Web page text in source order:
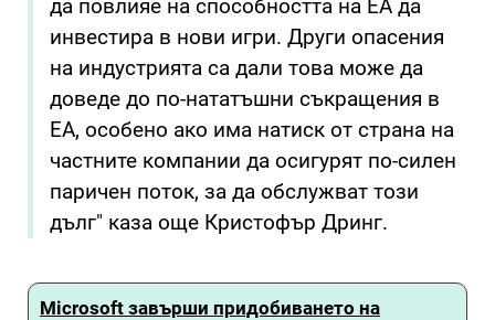
да повлияе на способността на EA да
инвестира в нови игри. Други опасения
на индустрията са дали това може да
доведе до по-нататъшни съкращения в
ЕА, особено ако има натиск от страна на
частните компании да осигурят по-силен
паричен поток, за да обслужват този
дълг" каза още Кристофър Дринг.
Microsoft завърши придобиването на